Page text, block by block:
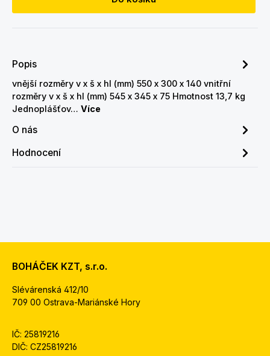
Popis
vnější rozměry v x š x hl (mm) 550 x 300 x 140 vnitřní
rozměry v x š x hl (mm) 545 x 345 x 75 Hmotnost 13,7 kg
Jednoplášťov… Více
O nás
Hodnocení
BOHÁČEK KZT, s.r.o.
Slévárenská 412/10
709 00 Ostrava-Mariánské Hory
IČ: 25819216
DIČ: CZ25819216